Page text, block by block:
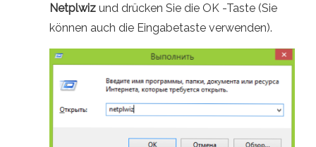
Netplwiz und drücken Sie die OK -Taste (Sie
können auch die Eingabetaste verwenden).